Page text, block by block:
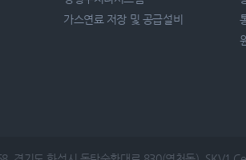
가스연료 저장 및 공급설비